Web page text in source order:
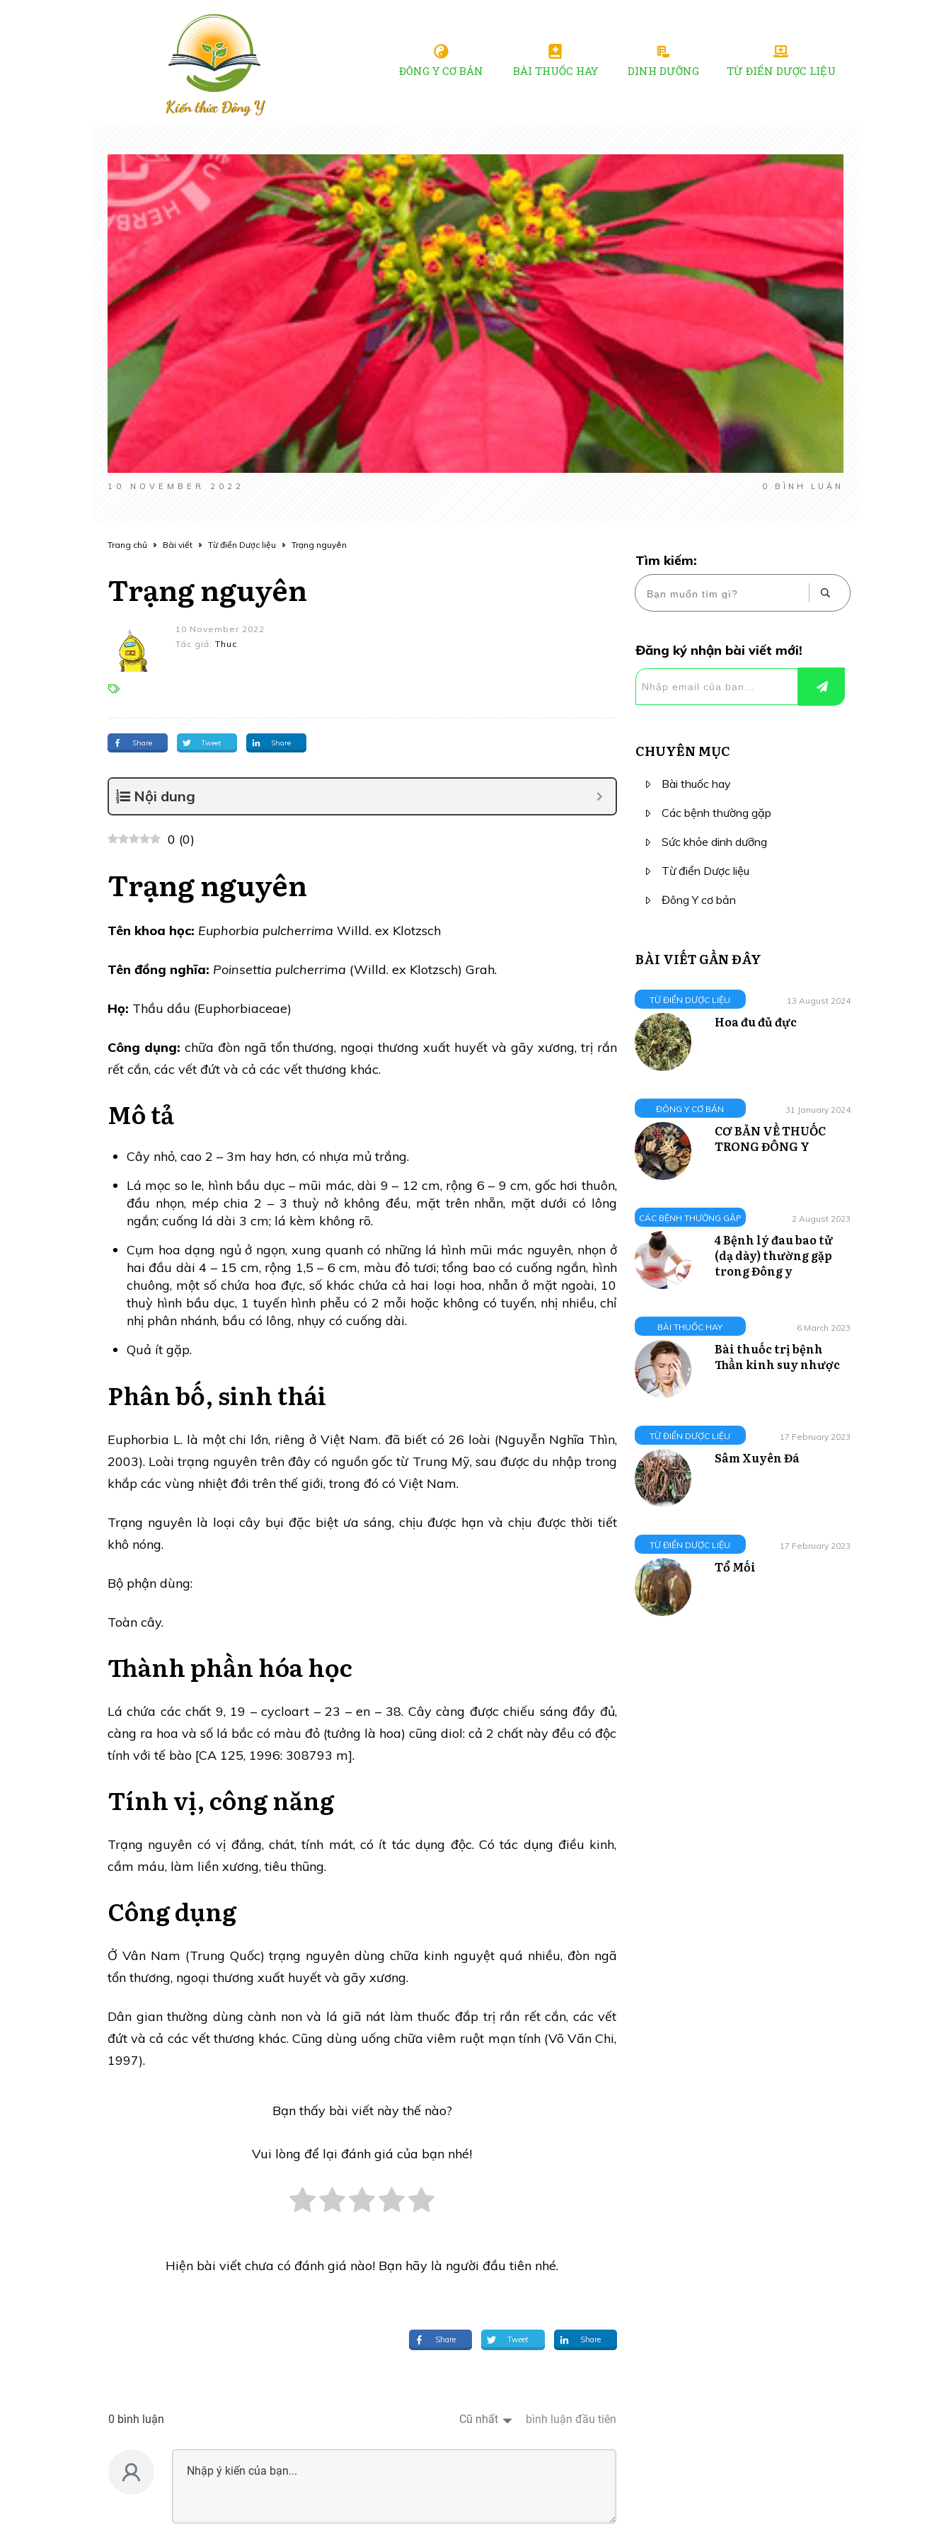
Kiến thức Đông Y
ĐÔNG Y CƠ BẢN BÀI THUỐC HAY DINH DƯỠNG TỪ ĐIỂN DƯỢC LIỆU
10 NOVEMBER 2022 0 BÌNH LUẬN
Trang chủ Bài viết Từ điển Dược liệu Trạng nguyên
Trạng nguyên
10 November 2022
Tác giả: Thuc
Share Tweet Share
Nội dung
0 (0)
Trạng nguyên
Tên khoa học: Euphorbia pulcherrima Willd. ex Klotzsch
Tên đồng nghĩa: Poinsettia pulcherrima (Willd. ex Klotzsch) Grah.
Họ: Thầu dầu (Euphorbiaceae)
Công dụng: chữa đòn ngã tổn thương, ngoại thương xuất huyết và gãy xương, trị rắn
rết cắn, các vết đứt và cả các vết thương khác.
Mô tả
Cây nhỏ, cao 2 – 3m hay hơn, có nhựa mủ trắng.
Lá mọc so le, hình bầu dục – mũi mác, dài 9 – 12 cm, rộng 6 – 9 cm, gốc hơi thuôn,
đầu nhọn, mép chia 2 – 3 thuỳ nở không đều, mặt trên nhẵn, mặt dưới có lông
ngắn; cuống lá dài 3 cm; lá kèm không rõ.
Cụm hoa dạng ngủ ở ngọn, xung quanh có những lá hình mũi mác nguyên, nhọn ở
hai đầu dài 4 – 15 cm, rộng 1,5 – 6 cm, màu đỏ tươi; tổng bao có cuống ngắn, hình
chuông, một số chứa hoa đực, số khác chứa cả hai loại hoa, nhẫn ở mặt ngoài, 10
thuỳ hình bầu dục, 1 tuyến hình phễu có 2 mỗi hoặc không có tuyến, nhị nhiều, chỉ
nhị phân nhánh, bầu có lông, nhụy có cuống dài.
Quả ít gặp.
Phân bố, sinh thái
Euphorbia L. là một chi lớn, riêng ở Việt Nam. đã biết có 26 loài (Nguyễn Nghĩa Thìn,
2003). Loài trạng nguyên trên đây có nguồn gốc từ Trung Mỹ, sau được du nhập trong
khắp các vùng nhiệt đới trên thế giới, trong đó có Việt Nam.
Trạng nguyên là loại cây bụi đặc biệt ưa sáng, chịu được hạn và chịu được thời tiết
khô nóng.
Bộ phận dùng:
Toàn cây.
Thành phần hóa học
Lá chứa các chất 9, 19 – cycloart – 23 – en – 38. Cây càng được chiếu sáng đầy đủ,
càng ra hoa và số lá bắc có màu đỏ (tưởng là hoa) cũng diol: cả 2 chất này đều có độc
tính với tế bào [CA 125, 1996: 308793 m].
Tính vị, công năng
Trạng nguyên có vị đắng, chát, tính mát, có ít tác dụng độc. Có tác dụng điều kinh,
cầm máu, làm liền xương, tiêu thũng.
Công dụng
Ở Vân Nam (Trung Quốc) trạng nguyên dùng chữa kinh nguyệt quá nhiều, đòn ngã
tổn thương, ngoại thương xuất huyết và gãy xương.
Dân gian thường dùng cành non và lá giã nát làm thuốc đắp trị rắn rết cắn, các vết
đứt và cả các vết thương khác. Cũng dùng uống chữa viêm ruột mạn tính (Võ Văn Chi,
1997).
Bạn thấy bài viết này thế nào?
Vui lòng để lại đánh giá của bạn nhé!
Hiện bài viết chưa có đánh giá nào! Bạn hãy là người đầu tiên nhé.
Share Tweet Share
0 bình luận Cũ nhất bình luận đầu tiên
Tìm kiếm:
Đăng ký nhận bài viết mới!
CHUYÊN MỤC
Bài thuốc hay
Các bệnh thường gặp
Sức khỏe dinh dưỡng
Từ điển Dược liệu
Đông Y cơ bản
BÀI VIẾT GẦN ĐÂY
TỪ ĐIỂN DƯỢC LIỆU 13 August 2024
Hoa đu đủ đực
ĐÔNG Y CƠ BẢN 31 January 2024
CƠ BẢN VỀ THUỐC
TRONG ĐÔNG Y
CÁC BỆNH THƯỜNG GẶP 2 August 2023
4 Bệnh lý đau bao tử
(dạ dày) thường gặp
trong Đông y
BÀI THUỐC HAY 6 March 2023
Bài thuốc trị bệnh
Thần kinh suy nhược
TỪ ĐIỂN DƯỢC LIỆU 17 February 2023
Sâm Xuyên Đá
TỪ ĐIỂN DƯỢC LIỆU 17 February 2023
Tổ Mối